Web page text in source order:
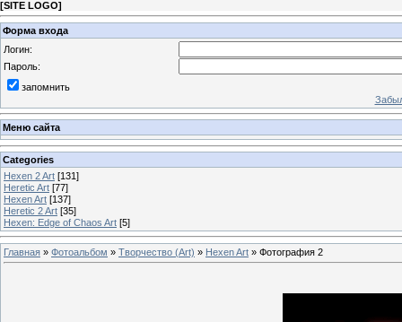
[SITE LOGO]
Форма входа
Логин:
Пароль:
запомнить
Меню сайта
Categories
Hexen 2 Art [131]
Heretic Art [77]
Hexen Art [137]
Heretic 2 Art [35]
Hexen: Edge of Chaos Art [5]
Главная » Фотоальбом » Творчество (Art) » Hexen Art » Фотография 2